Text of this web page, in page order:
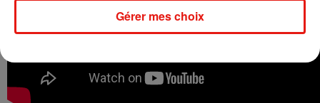
Gérer mes choix